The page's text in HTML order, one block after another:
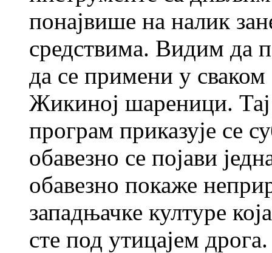
понајвише на налик
средствима. Видим да
да се примени у
Жикиној шареници.
програм приказује се
обавезно се појави
обавезно покаже
западњачке културе
сте под утицајем дрога.